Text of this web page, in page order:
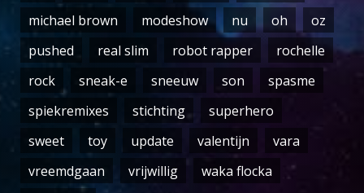
michael brown
modeshow nu oh
oz
pushed
real slim robot rapper
rochelle
rock
sneak-e sneeuw son
spasme
spiekremixes
stichting
superhero
sweet
toy update valentijn
vara
vreemdgaan
vrijwillig
waka flocka